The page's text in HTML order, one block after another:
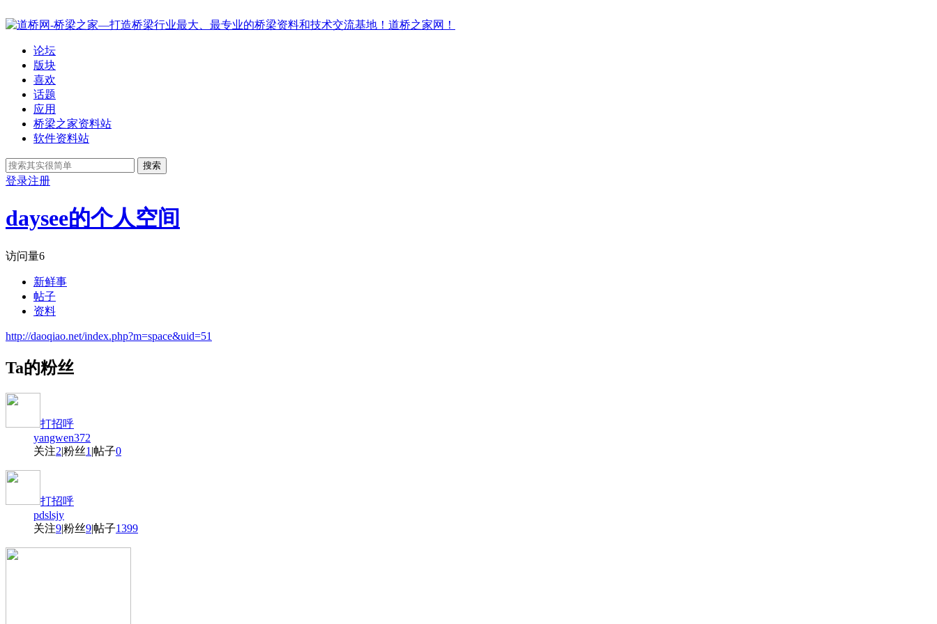
论坛
版块
喜欢
话题
应用
桥梁之家资料站
软件资料站
搜索
登录注册
daysee的个人空间
访问量6
新鲜事
帖子
资料
http://daoqiao.net/index.php?m=space&uid=51
Ta的粉丝
打招呼
yangwen372
关注2|粉丝1 |帖子0
打招呼
pdslsjy
关注9|粉丝9|帖子1399